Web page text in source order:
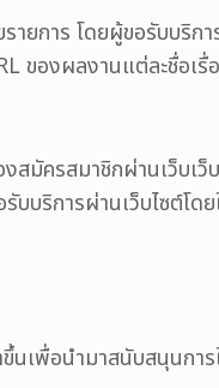
ายการ โดยผู้ขอรับบริ
ของผลงานแต่ละชื่อเรื่
งสมัครสมาชิกผ่านเ
บบริการผ่านเว็บไซต์โด
พื่อนำมาสนับสนุนการ